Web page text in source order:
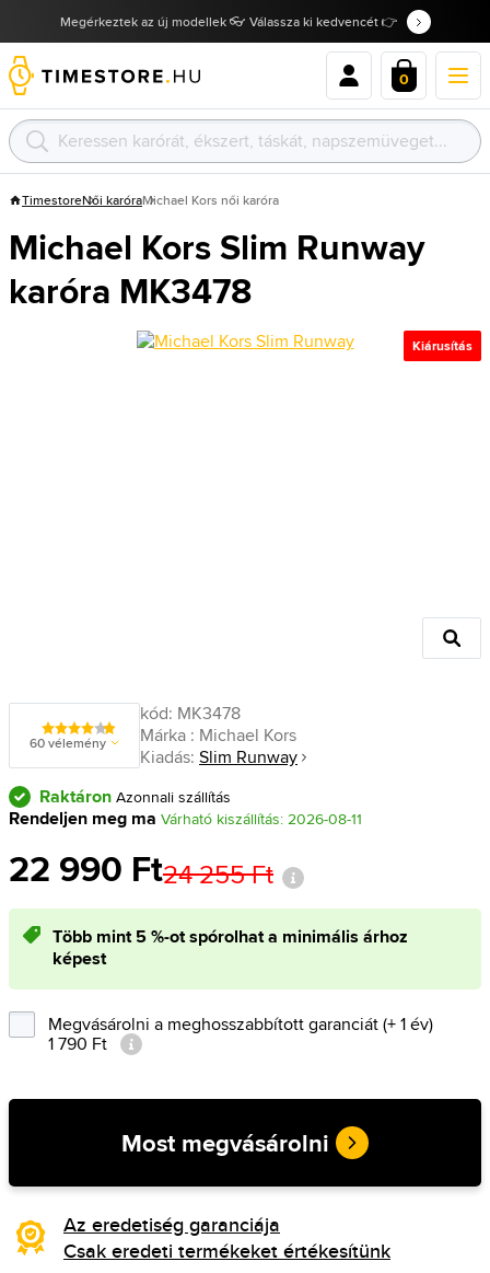
Megérkeztek az új modellek 👓 Válassza ki kedvencét 👉
0
TimestoreNői karóraMichael Kors női karóra
Michael Kors Slim Runway
karóra MK3478
Kiárusítás
60 vélemény
kód: MK3478
Márka : Michael Kors
Kiadás: Slim Runway
Raktáron Azonnali szállítás
Rendeljen meg ma Várható kiszállítás: 2026-08-11
22 990 Ft24 255 Ft
Több mint 5 %-ot spórolhat a minimális árhoz
képest
Megvásárolni a meghosszabbított garanciát (+ 1 év)
1 790 Ft
Most megvásárolni
Az eredetiség garanciája
Csak eredeti termékeket értékesítünk